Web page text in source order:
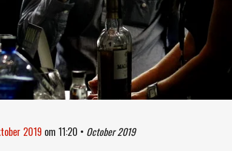
2019 om 11:20 • October 2019